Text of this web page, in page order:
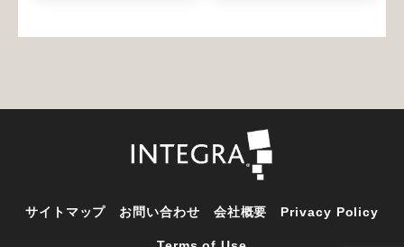
サイトマップ お問い合わせ 会社概要 Privacy Policy